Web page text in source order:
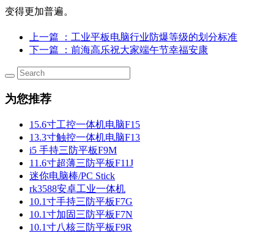
变得更加普遍。
上一篇
：工业平板电脑行业​防爆等级的划分标准
下一篇
：前海高乐祝大家端午节幸福安康
为您推荐
15.6寸工控一体机电脑F15
13.3寸触控一体机电脑F13
i5 手持三防平板F9M
11.6寸超薄三防平板F11J
迷你电脑棒/PC Stick
rk3588安卓工业一体机
10.1寸手持三防平板F7G
10.1寸加固三防平板F7N
10.1寸八核三防平板F9R